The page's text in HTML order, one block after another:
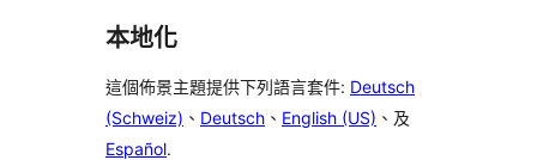
本地化
這個佈景主題提供下列語言套件: Deutsch
(Schweiz) 、 Deutsch 、 English (US) 、及
Español.